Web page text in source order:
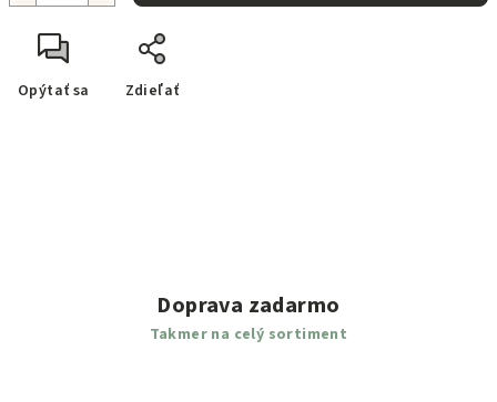
Opýtať sa Zdieľať
Doprava zadarmo
Takmer na celý sortiment